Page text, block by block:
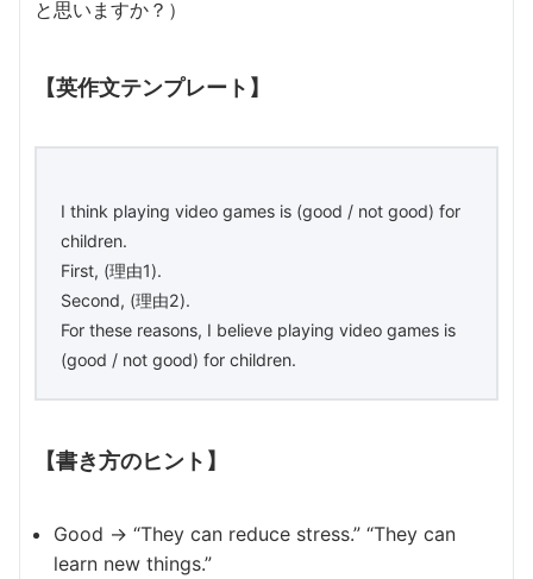
と思いますか？）
【英作文テンプレート】
I think playing video games is (good / not good) for
children.
First, (理由1).
Second, (理由2).
For these reasons, I believe playing video games is
(good / not good) for children.
【書き方のヒント】
Good → “They can reduce stress.” “They can
learn new things.”